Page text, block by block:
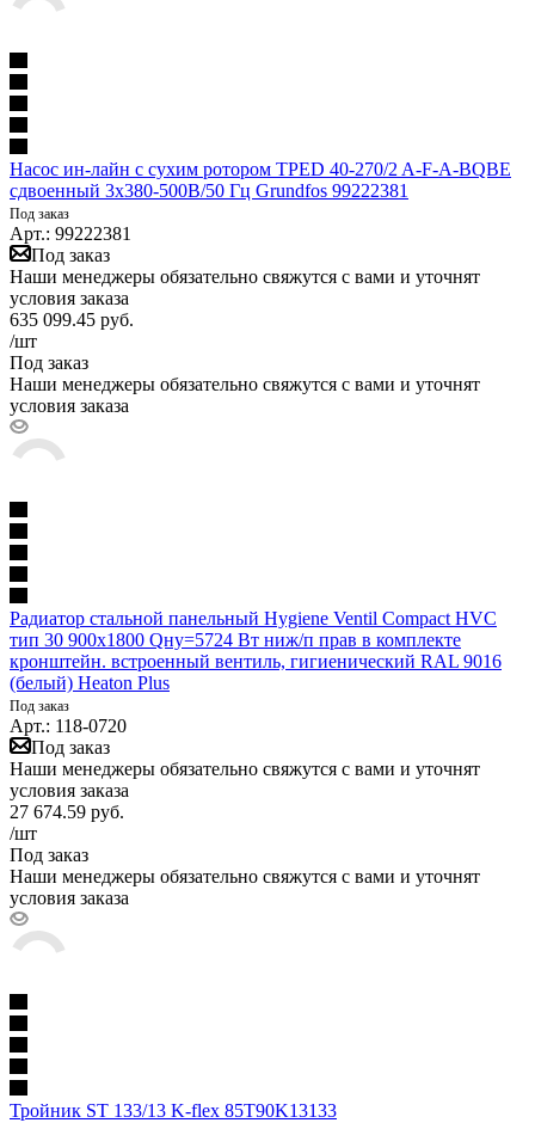
Насос ин-лайн с сухим ротором TPED 40-270/2 A-F-A-BQBE
сдвоенный 3х380-500В/50 Гц Grundfos 99222381
Под заказ
Арт.: 99222381
Под заказ
Наши менеджеры обязательно свяжутся с вами и уточнят
условия заказа
635 099.45 руб.
/шт
Под заказ
Наши менеджеры обязательно свяжутся с вами и уточнят
условия заказа
Радиатор стальной панельный Hygiene Ventil Compact HVC
тип 30 900х1800 Qну=5724 Вт ниж/п прав в комплекте
кронштейн. встроенный вентиль, гигиенический RAL 9016
(белый) Heaton Plus
Под заказ
Арт.: 118-0720
Под заказ
Наши менеджеры обязательно свяжутся с вами и уточнят
условия заказа
27 674.59 руб.
/шт
Под заказ
Наши менеджеры обязательно свяжутся с вами и уточнят
условия заказа
Тройник ST 133/13 K-flex 85T90K13133